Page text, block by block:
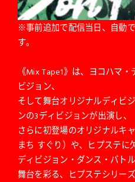
※事前追加で配信当日、自動
す。
《Mix Tape1》は、ヨコハマ
ビジョン、
そして舞台オリジナルディビ
ンの3ディビジョンが出演し、
さらに初登場のオリジナルキ
まち すぐり）や、ヒプステに
ディビジョン・ダンス・バト
舞台を彩る、ヒプステシリー